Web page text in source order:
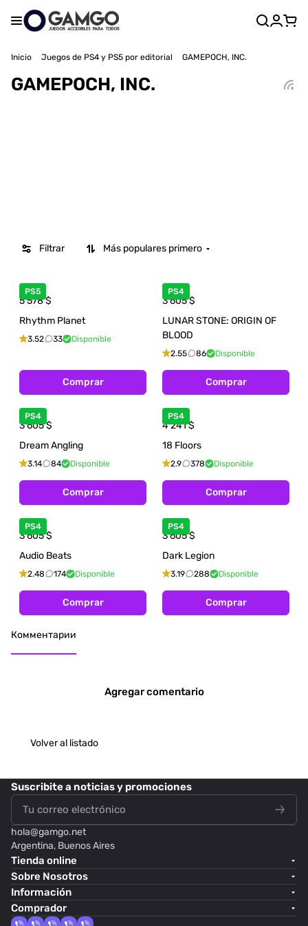
Inicio Juegos de PS4 y PS5 por editorial GAMEPOCH, INC.
GAMEPOCH, INC.
Filtrar Más populares primero
PS5
5 578$
Rhythm Planet
3.52 33 Disponible
Comprar
PS4
3 605$
LUNAR STONE: ORIGIN OF
BLOOD
2.55 86 Disponible
Comprar
PS4
3 605$
Dream Angling
3.14 84 Disponible
Comprar
PS4
4 241$
18 Floors
2.9 378 Disponible
Comprar
PS4
3 605$
Audio Beats
2.48 174 Disponible
Comprar
PS4
3 605$
Dark Legion
3.19 288 Disponible
Comprar
Комментарии
Agregar comentario
Volver al listado
Suscribitea noticias y promociones
hola@gamgo.net
Argentina, Buenos Aires
Tienda online
Sobre Nosotros
Información
Comprador